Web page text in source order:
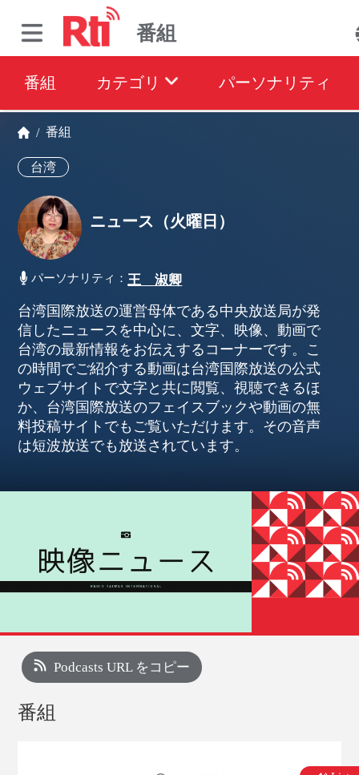
番組
番組 カテゴリ パーソナリティ
/番組
台湾
ニュース（火曜日）
パーソナリティ： 王 淑卿
台湾国際放送の運営母体である中央放送局が発
信したニュースを中心に、文字、映像、動画で
台湾の最新情報をお伝えするコーナーです。こ
の時間でご紹介する動画は台湾国際放送の公式
ウェブサイトで文字と共に閲覧、視聴できるほ
か、台湾国際放送のフェイスブックや動画の無
料投稿サイトでもご覧いただけます。その音声
は短波放送でも放送されています。
Podcasts URL をコピー
番組